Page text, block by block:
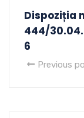
Dispoziția
444/
6
Previous